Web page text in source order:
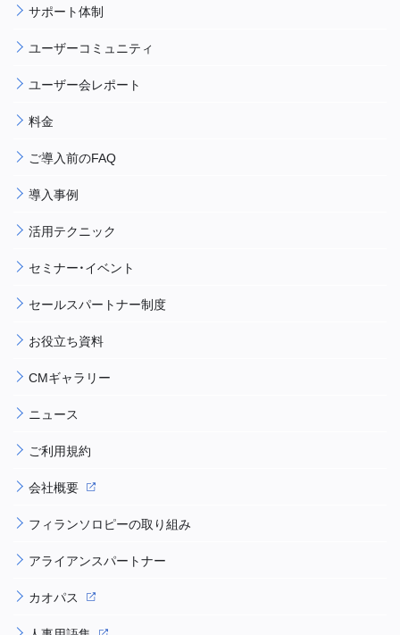
サポート体制
ユーザーコミュニティ
ユーザー会レポート
料金
ご導入前のFAQ
導入事例
活用テクニック
セミナー・イベント
セールスパートナー制度
お役立ち資料
CMギャラリー
ニュース
ご利用規約
会社概要
フィランソロピーの取り組み
アライアンスパートナー
カオパス